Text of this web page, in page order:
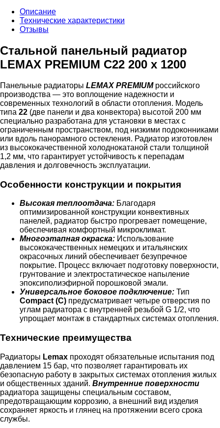
Описание
Технические характеристики
Отзывы
Стальной панельный радиатор
LEMAX PREMIUM C22 200 x 1200
Панельные радиаторы LEMAX PREMIUMроссийского
производства — это воплощение надежности и
современных технологий в области отопления. Модель
типа 22 (две панели и два конвектора) высотой 200 мм
специально разработана для установки в местах с
ограниченным пространством, под низкими подоконниками
или вдоль панорамного остекления. Радиатор изготовлен
из высококачественной холоднокатаной стали толщиной
1,2 мм, что гарантирует устойчивость к перепадам
давления и долговечность эксплуатации.
Особенности конструкции и покрытия
Высокая теплоотдача: Благодаря
оптимизированной конструкции конвективных
панелей, радиатор быстро прогревает помещение,
обеспечивая комфортный микроклимат.
Многоэтапная окраска: Использование
высококачественных немецких и итальянских
окрасочных линий обеспечивает безупречное
покрытие. Процесс включает подготовку поверхности,
грунтование и электростатическое напыление
эпоксиполиэфирной порошковой эмали.
Универсальное боковое подключение: Тип
Compact (C) предусматривает четыре отверстия по
углам радиатора с внутренней резьбой G 1/2, что
упрощает монтаж в стандартных системах отопления.
Технические преимущества
Радиаторы Lemax проходят обязательные испытания под
давлением 15 бар, что позволяет гарантировать их
безопасную работу в закрытых системах отопления жилых
и общественных зданий. Внутренние поверхности
радиатора защищены специальным составом,
предотвращающим коррозию, а внешний вид изделия
сохраняет яркость и глянец на протяжении всего срока
службы.